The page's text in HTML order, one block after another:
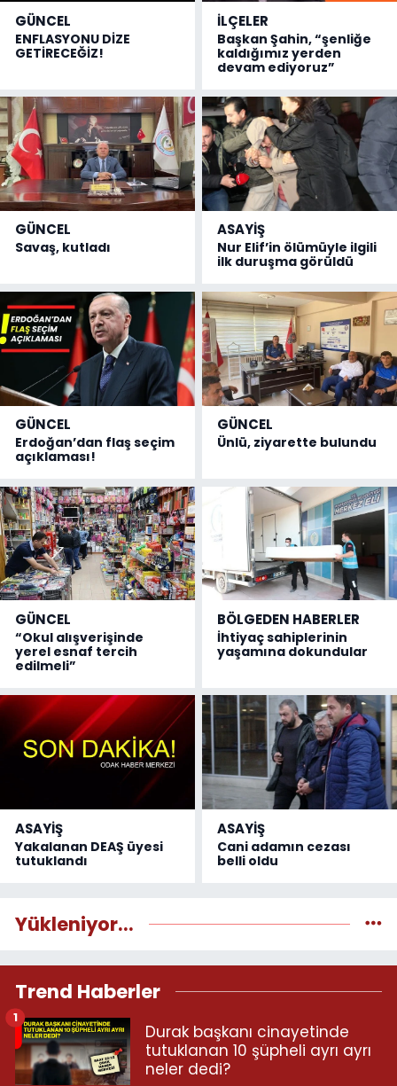
GÜNCEL
ENFLASYONU DİZE
GETİRECEĞİZ!
İLÇELER
Başkan Şahin, “şenliğe
kaldığımız yerden
devam ediyoruz”
GÜNCEL
Savaş, kutladı
ASAYİŞ
Nur Elif’in ölümüyle ilgili
ilk duruşma görüldü
GÜNCEL
Erdoğan’dan flaş seçim
açıklaması!
GÜNCEL
Ünlü, ziyarette bulundu
GÜNCEL
“Okul alışverişinde
yerel esnaf tercih
edilmeli”
BÖLGEDEN HABERLER
İhtiyaç sahiplerinin
yaşamına dokundular
ASAYİŞ
Yakalanan DEAŞ üyesi
tutuklandı
ASAYİŞ
Cani adamın cezası
belli oldu
Yükleniyor...
Trend Haberler
Durak başkanı cinayetinde
tutuklanan 10 şüpheli ayrı ayrı
neler dedi?
1